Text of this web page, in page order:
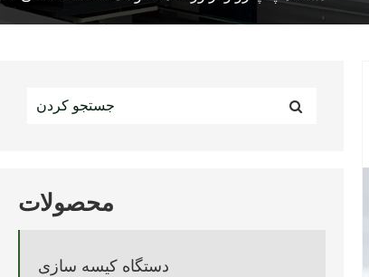
محصولات
دستگاه کیسه سازی